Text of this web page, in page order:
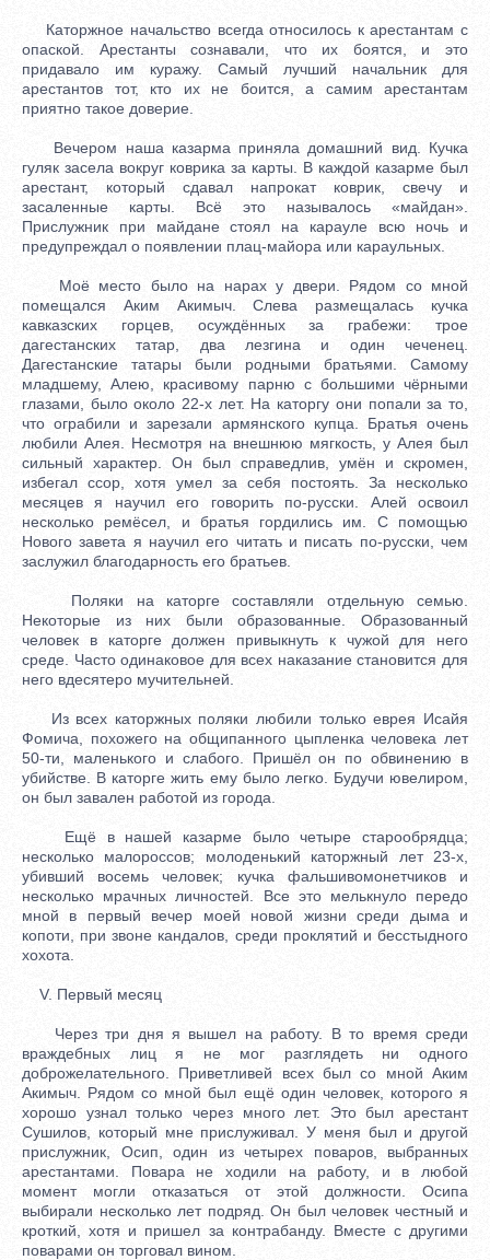
Каторжное начальство всегда относилось к арестантам с
опаской. Арестанты сознавали, что их боятся, и это
придавало им куражу. Самый лучший начальник для
арестантов тот, кто их не боится, а самим арестантам
приятно такое доверие.
Вечером наша казарма приняла домашний вид. Кучка
гуляк засела вокруг коврика за карты. В каждой казарме был
арестант, который сдавал напрокат коврик, свечу и
засаленные карты. Всё это называлось «майдан».
Прислужник при майдане стоял на карауле всю ночь и
предупреждал о появлении плац-майора или караульных.
Моё место было на нарах у двери. Рядом со мной
помещался Аким Акимыч. Слева размещалась кучка
кавказских горцев, осуждённых за грабежи: трое
дагестанских татар, два лезгина и один чеченец.
Дагестанские татары были родными братьями. Самому
младшему, Алею, красивому парню с большими чёрными
глазами, было около 22-х лет. На каторгу они попали за то,
что ограбили и зарезали армянского купца. Братья очень
любили Алея. Несмотря на внешнюю мягкость, у Алея был
сильный характер. Он был справедлив, умён и скромен,
избегал ссор, хотя умел за себя постоять. За несколько
месяцев я научил его говорить по-русски. Алей освоил
несколько ремёсел, и братья гордились им. С помощью
Нового завета я научил его читать и писать по-русски, чем
заслужил благодарность его братьев.
Поляки на каторге составляли отдельную семью.
Некоторые из них были образованные. Образованный
человек в каторге должен привыкнуть к чужой для него
среде. Часто одинаковое для всех наказание становится для
него вдесятеро мучительней.
Из всех каторжных поляки любили только еврея Исайя
Фомича, похожего на общипанного цыпленка человека лет
50-ти, маленького и слабого. Пришёл он по обвинению в
убийстве. В каторге жить ему было легко. Будучи ювелиром,
он был завален работой из города.
Ещё в нашей казарме было четыре старообрядца;
несколько малороссов; молоденький каторжный лет 23-х,
убивший восемь человек; кучка фальшивомонетчиков и
несколько мрачных личностей. Все это мелькнуло передо
мной в первый вечер моей новой жизни среди дыма и
копоти, при звоне кандалов, среди проклятий и бесстыдного
хохота.
V. Первый месяц
Через три дня я вышел на работу. В то время среди
враждебных лиц я не мог разглядеть ни одного
доброжелательного. Приветливей всех был со мной Аким
Акимыч. Рядом со мной был ещё один человек, которого я
хорошо узнал только через много лет. Это был арестант
Сушилов, который мне прислуживал. У меня был и другой
прислужник, Осип, один из четырех поваров, выбранных
арестантами. Повара не ходили на работу, и в любой
момент могли отказаться от этой должности. Осипа
выбирали несколько лет подряд. Он был человек честный и
кроткий, хотя и пришел за контрабанду. Вместе с другими
поварами он торговал вином.